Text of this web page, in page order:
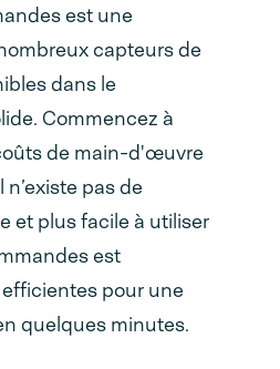
est une
capteurs de
dans le
Commencez à
de main-d'œuvre
pas de
et plus facile à utiliser
est
pour une
quelques minutes.